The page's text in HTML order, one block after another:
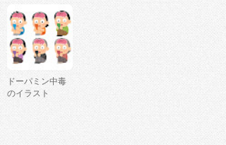
ドーパミン中毒
のイラスト